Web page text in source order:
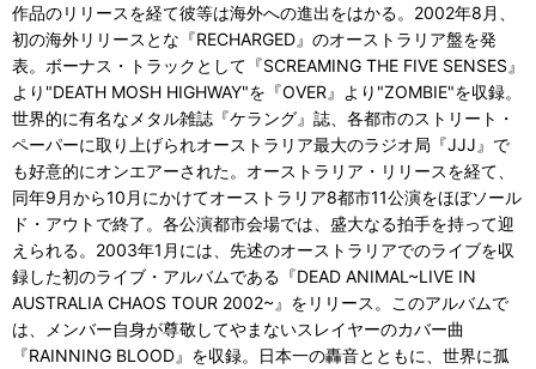
作品のリリースを経て彼等は海外への進出をはかる。2002年8月、
初の海外リリースとな『RECHARGED』のオーストラリア盤を発
表。ボーナス・トラックとして『SCREAMING THE FIVE SENSES』
より"DEATH MOSH HIGHWAY"を『OVER』より"ZOMBIE"を収録。
世界的に有名なメタル雑誌『ケラング』誌、各都市のストリート・
ペーパーに取り上げられオーストラリア最大のラジオ局『JJJ』で
も好意的にオンエアーされた。オーストラリア・リリースを経て、
同年9月から10月にかけてオーストラリア8都市11公演をほぼソール
ド・アウトで終了。各公演都市会場では、盛大なる拍手を持って迎
えられる。2003年1月には、先述のオーストラリアでのライブを収
録した初のライブ・アルバムである『DEAD ANIMAL~LIVE IN
AUSTRALIA CHAOS TOUR 2002~』をリリース。このアルバムで
は、メンバー自身が尊敬してやまないスレイヤーのカバー曲
『RAINNING BLOOD』を収録。日本一の轟音とともに、世界に孤